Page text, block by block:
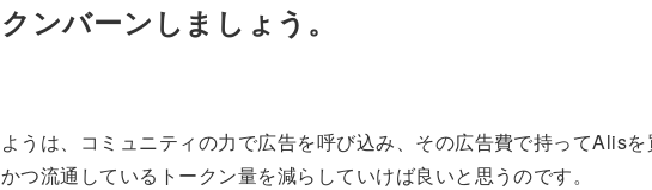
クンバーンしましょう。
ようは、コミュニティの力で広告を呼び込み、その広告費で持ってAlisを
かつ流通しているトークン量を減らしていけば良いと思うのです。